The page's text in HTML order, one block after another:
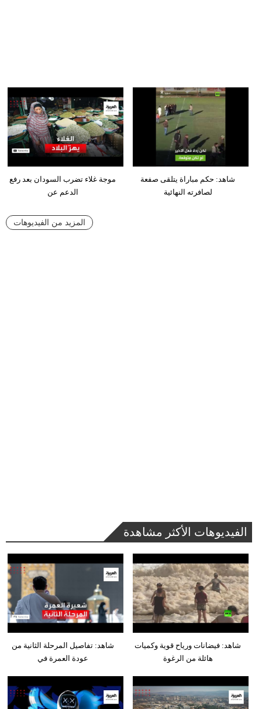
موجة غلاء تضرب السودان بعد رفع
الدعم عن
شاهد: حكم مباراة يتلقى صفعة
لصافرته النهائية
المزيد من الفيديوهات
الفيديوهات الأكثر مشاهدة
شاهد: تفاصيل المرحلة الثانية من
عودة العمرة في
شاهد: فيضانات ورياح قوية وكميات
هائلة من الرغوة